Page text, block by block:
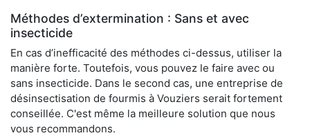
Méthodes d’extermination : Sans et avec
insecticide
En cas d’inefficacité des méthodes ci-dessus, utiliser la
manière forte. Toutefois, vous pouvez le faire avec ou
sans insecticide. Dans le second cas, une entreprise de
désinsectisation de fourmis à Vouziers serait fortement
conseillée. C'est même la meilleure solution que nous
vous recommandons.